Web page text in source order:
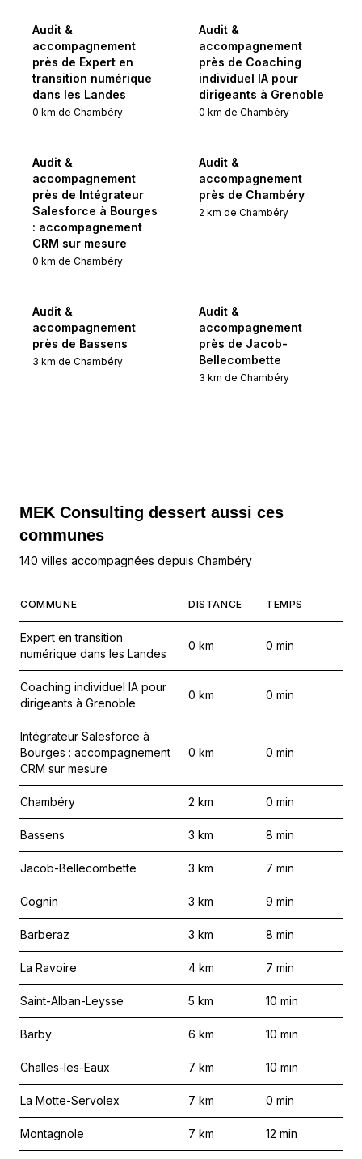
Audit &
accompagnement
près de Expert en
transition numérique
dans les Landes
0 km de Chambéry
Audit &
accompagnement
près de Coaching
individuel IA pour
dirigeants à Grenoble
0 km de Chambéry
Audit &
accompagnement
près de Intégrateur
Salesforce à Bourges
: accompagnement
CRM sur mesure
0 km de Chambéry
Audit &
accompagnement
près de Chambéry
2 km de Chambéry
Audit &
accompagnement
près de Bassens
3 km de Chambéry
Audit &
accompagnement
près de Jacob-
Bellecombette
3 km de Chambéry
MEK Consulting dessert aussi ces
communes
140 villes accompagnées depuis Chambéry
COMMUNE DISTANCE TEMPS
Expert en transition
numérique dans les Landes
0 km 0 min
Coaching individuel IA pour
dirigeants à Grenoble
0 km 0 min
Intégrateur Salesforce à
Bourges : accompagnement
CRM sur mesure
0 km 0 min
Chambéry 2 km 0 min
Bassens 3 km 8 min
Jacob-Bellecombette 3 km 7 min
Cognin 3 km 9 min
Barberaz 3 km 8 min
La Ravoire 4 km 7 min
Saint-Alban-Leysse 5 km 10 min
Barby 6 km 10 min
Challes-les-Eaux 7 km 10 min
La Motte-Servolex 7 km 0 min
Montagnole 7 km 12 min